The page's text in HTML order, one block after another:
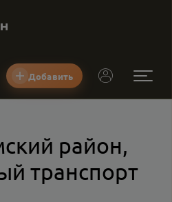
Добавить
район,
транспорт